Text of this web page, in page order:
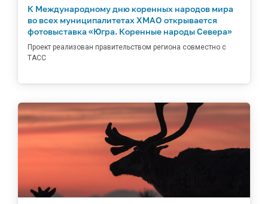
К Международному дню коренных народов мира
во всех муниципалитетах ХМАО открывается
фотовыставка «Югра. Коренные народы Севера»
Проект реализован правительством региона совместно с
ТАСС